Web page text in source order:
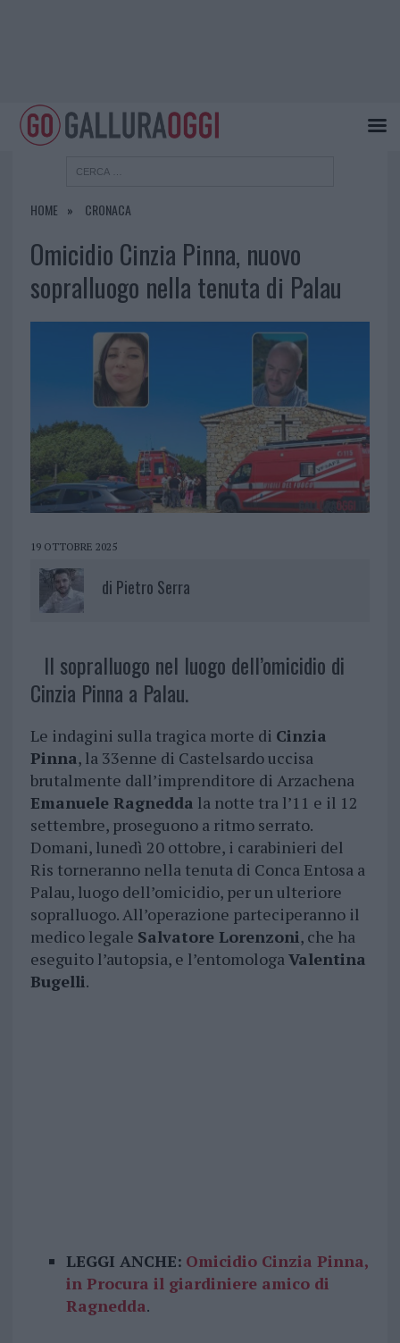
HOME CRONACA
Omicidio Cinzia Pinna, nuovo
sopralluogo nella tenuta di Palau
19 OTTOBRE 2025
di Pietro Serra
Il sopralluogo nel luogo dell’omicidio di
Cinzia Pinna a Palau.
Le indagini sulla tragica morte di Cinzia
Pinna, la 33enne di Castelsardo uccisa
brutalmente dall’imprenditore di Arzachena
Emanuele Ragnedda la notte tra l’11 e il 12
settembre, proseguono a ritmo serrato.
Domani, lunedì 20 ottobre, i carabinieri del
Ris torneranno nella tenuta di Conca Entosa a
Palau, luogo dell’omicidio, per un ulteriore
sopralluogo. All’operazione parteciperanno il
medico legale Salvatore Lorenzoni, che ha
eseguito l’autopsia, e l’entomologaValentina
Bugelli.
LEGGI ANCHE: Omicidio Cinzia Pinna,
in Procura il giardiniere amico di
Ragnedda.